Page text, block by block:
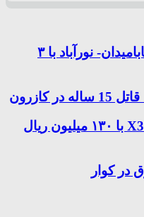
واژگونی پژو۲۰۶ در جاده بابامیدان- نورآباد با ۳
توقیف خودروی ام‌وی‌ام X33 با ۱۳۰ میلیون ریال
در کوار